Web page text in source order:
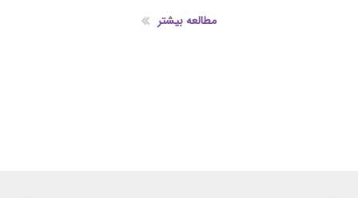
مطالعه بیشتر